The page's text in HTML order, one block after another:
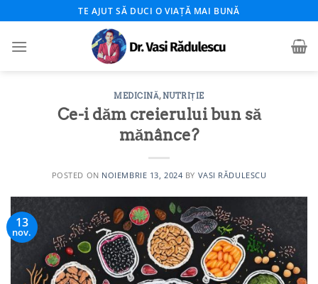
to
content
TE AJUT SĂ DUCI O VIAȚĂ MAI BUNĂ
MEDICINĂ,NUTRIȚIE
Ce-i dăm creierului bun să
mănânce?
POSTED ON NOIEMBRIE 13, 2024 BY VASI RĂDULESCU
13
nov.